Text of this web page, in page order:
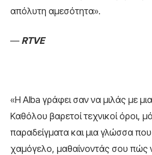
απόλυτη αµεσότητα».
— RTVE
«Η Alba γράφει σαν να µιλάς µε
Καθόλου βαρετοί τεχνικοί όροι,
παραδείγµατα και µια γλώσσα
χαµόγελο, µαθαίνοντάς σου πώς